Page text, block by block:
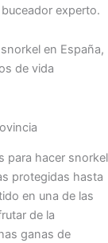
experto.
en España,
de vida
para hacer snorkel
protegidas hasta
en una de las
de la
ganas de